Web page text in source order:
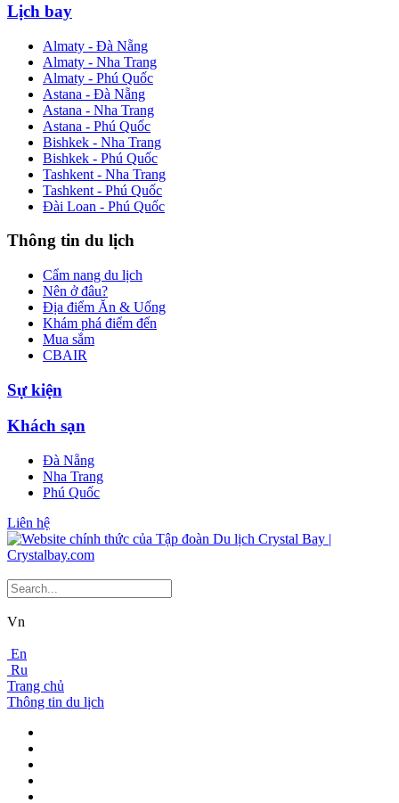
Lịch bay
Almaty - Đà Nẵng
Almaty - Nha Trang
Almaty - Phú Quốc
Astana - Đà Nẵng
Astana - Nha Trang
Astana - Phú Quốc
Bishkek - Nha Trang
Bishkek - Phú Quốc
Tashkent - Nha Trang
Tashkent - Phú Quốc
Đài Loan - Phú Quốc
Thông tin du lịch
Cẩm nang du lịch
Nên ở đâu?
Địa điểm Ăn & Uống
Khám phá điểm đến
Mua sắm
CBAIR
Sự kiện
Khách sạn
Đà Nẵng
Nha Trang
Phú Quốc
Liên hệ
Vn
En
Ru
Trang chủ
Thông tin du lịch